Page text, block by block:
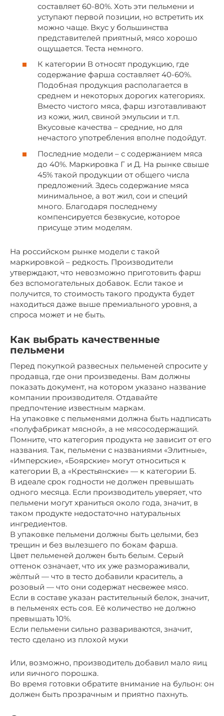
составляет 60-80%. Хоть эти пельмени и
уступают первой позиции, но встретить их
можно чаще. Вкус у большинства
представителей приятный, мясо хорошо
ощущается. Теста немного.
К категории В относят продукцию, где
содержание фарша составляет 40-60%.
Подобная продукция располагается в
среднем и некоторых дорогих категориях.
Вместо чистого мяса, фарш изготавливают
из кожи, жил, свиной эмульсии и т.п.
Вкусовые качества – средние, но для
нечастого употребления вполне подойдут.
Последние модели – с содержанием мяса
до 40%. Маркировка Г и Д. На рынке свыше
45% такой продукции от общего числа
предложений. Здесь содержание мяса
минимальное, а вот жил, сои и специй
много. Благодаря последнему
компенсируется безвкусие, которое
присуще этим моделям.
На российском рынке модели с такой
маркировкой – редкость. Производители
утверждают, что невозможно приготовить фарш
без вспомогательных добавок. Если такое и
получится, то стоимость такого продукта будет
находиться даже выше премиального уровня, а
спроса может и не быть.
Как выбрать качественные
пельмени
Перед покупкой развесных пельменей спросите у
продавца, где они произведены. Вам должны
показать документ, на котором указано название
компании ­производителя. Отдавайте
предпочтение известным маркам.
На упаковке с пельменями должна быть надписать
«полуфабрикат мясной», а не мясосодержащий.
Помните, что категория продукта не зависит от его
названия. Так, пельмени с названиями «Элитные»,
«Имперские», «Боярские» могут относиться к
категории В, а «Крестьянские» — к категории Б.
В идеале срок годности не должен превышать
одного месяца. Если производитель уверяет, что
пельмени могут храниться около года, значит, в
таком продукте недостаточно натуральных
ингредиентов.
В упаковке пельмени должны быть целыми, без
трещин и без вылезшего по бокам фарша.
Цвет пельменей должен быть белым. Серый
оттенок означает, что их уже размораживали,
жёлтый — что в тесто добавили краситель, а
розовый — что они содержат несвежее мясо.
Если в составе указан растительный белок, значит,
в пельменях есть соя. Её количество не должно
превышать 10%.
Если пельмени сильно развариваются, значит,
тесто сделано из плохой муки
Или, возможно, производитель добавил мало яиц
или яичного порошка.
Во время готовки обратите внимание на бульон: он
должен быть прозрачным и приятно пахнуть.